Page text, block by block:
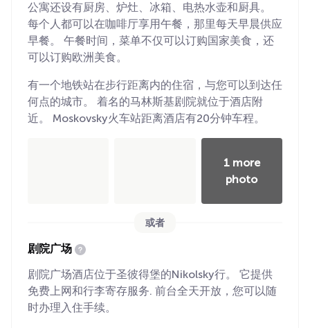
公寓还设有厨房、炉灶、冰箱、电热水壶和厨具。
每个人都可以在咖啡厅享用午餐，那里每天早晨供应
早餐。 午餐时间，菜单不仅可以订购国家美食，还
可以订购欧洲美食。
有一个地铁站在步行距离内的住宿，与您可以到达任
何点的城市。 着名的马林斯基剧院就位于酒店附
近。 Moskovsky火车站距离酒店有20分钟车程。
1 more
photo
或者
剧院广场
剧院广场酒店位于圣彼得堡的Nikolsky行。 它提供
免费上网和行李寄存服务. 前台全天开放，您可以随
时办理入住手续。